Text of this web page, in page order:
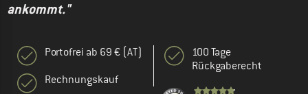
ankommt."
Portofrei ab 69 € (AT)
Rechnungskauf
100 Tage
Rückgaberecht